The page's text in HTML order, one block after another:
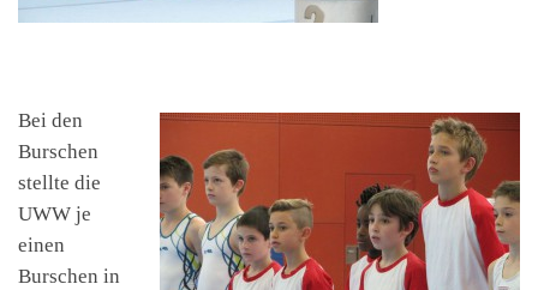
Bei den
Burschen
stellte die
UWW je
einen
Burschen in